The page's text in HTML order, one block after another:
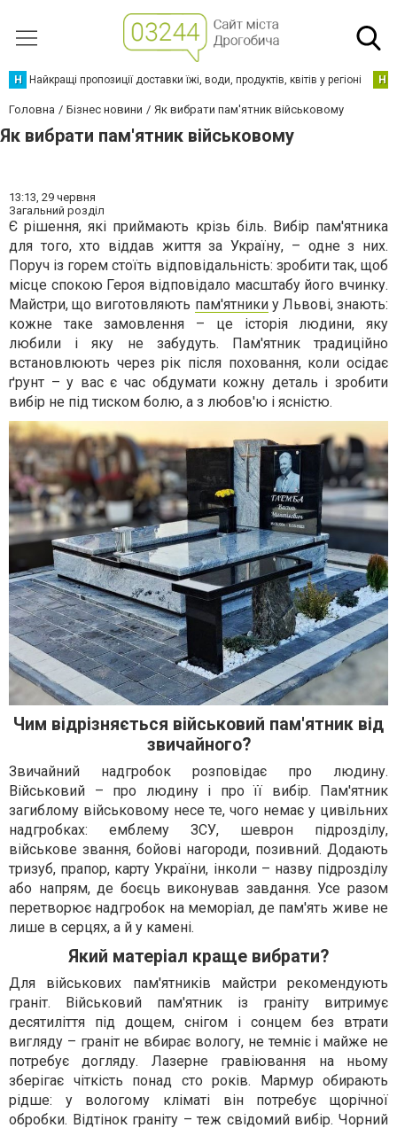
Н Найкращі пропозиції доставки їжі, води, продуктів, квітів у регіоні Н
Головна Бізнес новини Як вибрати пам'ятник військовому
Як вибрати пам'ятник військовому
13:13, 29 червня
Загальний розділ
Є рішення, які приймають крізь біль. Вибір пам'ятника
для того, хто віддав життя за Україну, – одне з них.
Поруч із горем стоїть відповідальність: зробити так, щоб
місце спокою Героя відповідало масштабу його вчинку.
Майстри, що виготовляють пам'ятникиу Львові, знають:
кожне таке замовлення – це історія людини, яку
любили і яку не забудуть. Пам'ятник традиційно
встановлюють через рік після поховання, коли осідає
ґрунт – у вас є час обдумати кожну деталь і зробити
вибір не під тиском болю, а з любов'ю і ясністю.
Чим відрізняється військовий пам'ятник від
звичайного?
Звичайний надгробок розповідає про людину.
Військовий – про людину і про її вибір. Пам'ятник
загиблому військовому несе те, чого немає у цивільних
надгробках: емблему ЗСУ, шеврон підрозділу,
військове звання, бойові нагороди, позивний. Додають
тризуб, прапор, карту України, інколи – назву підрозділу
або напрям, де боєць виконував завдання. Усе разом
перетворює надгробок на меморіал, де пам'ять живе не
лише в серцях, а й у камені.
Який матеріал краще вибрати?
Для військових пам'ятників майстри рекомендують
граніт. Військовий пам'ятник із граніту витримує
десятиліття під дощем, снігом і сонцем без втрати
вигляду – граніт не вбирає вологу, не темніє і майже не
потребує догляду. Лазерне гравіювання на ньому
зберігає чіткість понад сто років. Мармур обирають
рідше: у вологому кліматі він потребує щорічної
обробки. Відтінок граніту – теж свідомий вибір. Чорний